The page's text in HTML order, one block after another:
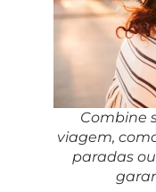
Combine
viagem,
paradas